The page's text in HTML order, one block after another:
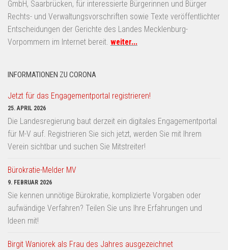
GmbH, Saarbrücken, für interessierte Bürgerinnen und Bürger
Rechts- und Verwaltungsvorschriften sowie Texte veröffentlichter
Entscheidungen der Gerichte des Landes Mecklenburg-
Vorpommern im Internet bereit. weiter...
INFORMATIONEN ZU CORONA
Jetzt für das Engagementportal registrieren!
25. APRIL 2026
Die Landesregierung baut derzeit ein digitales Engagementportal
für M-V auf. Registrieren Sie sich jetzt, werden Sie mit Ihrem
Verein sichtbar und suchen Sie Mitstreiter!
Bürokratie-Melder MV
9. FEBRUAR 2026
Sie kennen unnötige Bürokratie, komplizierte Vorgaben oder
aufwändige Verfahren? Teilen Sie uns Ihre Erfahrungen und
Ideen mit!
Birgit Waniorek als Frau des Jahres ausgezeichnet